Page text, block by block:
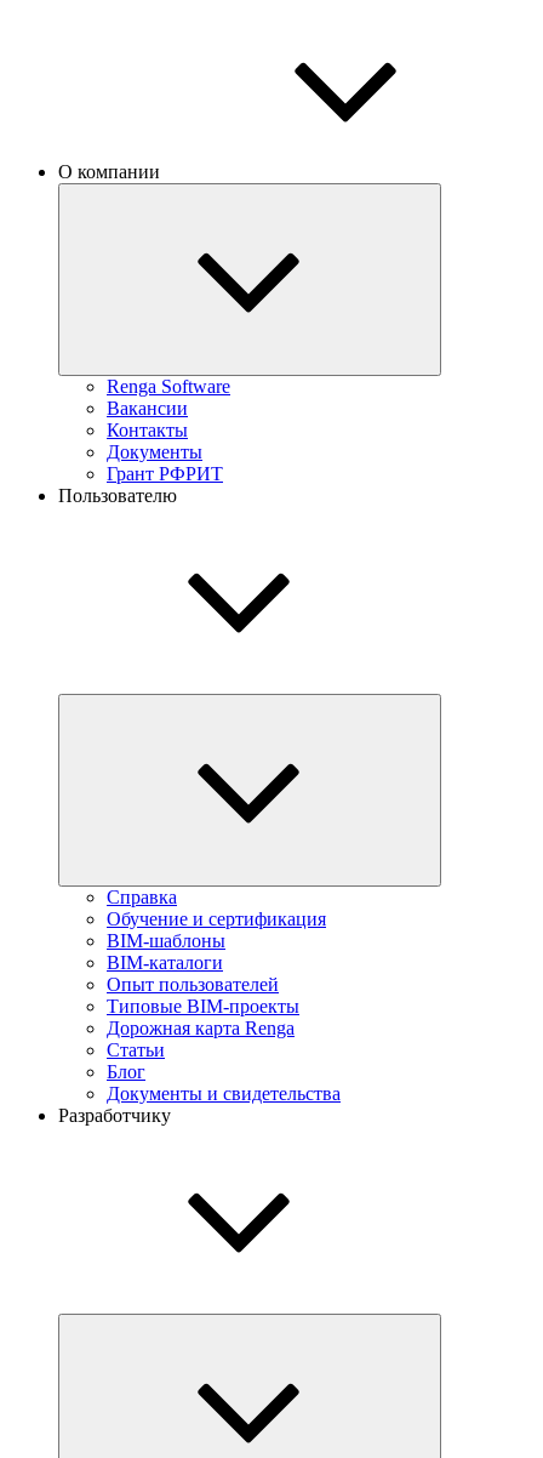
О компании
Renga Software
Вакансии
Контакты
Документы
Грант РФРИТ
Пользователю
Справка
Обучение и сертификация
BIM-шаблоны
BIM-каталоги
Опыт пользователей
Типовые BIM-проекты
Дорожная карта Renga
Статьи
Блог
Документы и свидетельства
Разработчику